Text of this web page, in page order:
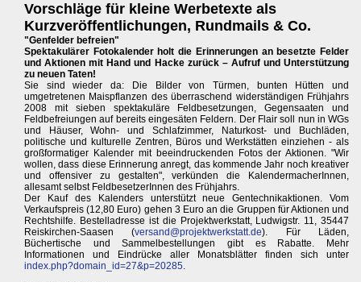
Vorschläge für kleine Werbetexte als
Kurzveröffentlichungen, Rundmails & Co.
"Genfelder befreien"
Spektakulärer Fotokalender holt die Erinnerungen an besetzte Felder
und Aktionen mit Hand und Hacke zurück – Aufruf und Unterstützung
zu neuen Taten!
Sie sind wieder da: Die Bilder von Türmen, bunten Hütten und
umgetretenen Maispflanzen des überraschend widerständigen Frühjahrs
2008 mit sieben spektakuläre Feldbesetzungen, Gegensaaten und
Feldbefreiungen auf bereits eingesäten Feldern. Der Flair soll nun in WGs
und Häuser, Wohn- und Schlafzimmer, Naturkost- und Buchläden,
politische und kulturelle Zentren, Büros und Werkstätten einziehen - als
großformatiger Kalender mit beeindruckenden Fotos der Aktionen. "Wir
wollen, dass diese Erinnerung anregt, das kommende Jahr noch kreativer
und offensiver zu gestalten", verkünden die KalendermacherInnen,
allesamt selbst FeldbesetzerInnen des Frühjahrs.
Der Kauf des Kalenders unterstützt neue Gentechnikaktionen. Vom
Verkaufspreis (12,80 Euro) gehen 3 Euro an die Gruppen für Aktionen und
Rechtshilfe. Bestelladresse ist die Projektwerkstatt, Ludwigstr. 11, 35447
Reiskirchen-Saasen (versand@projektwerkstatt.de). Für Läden,
Büchertische und Sammelbestellungen gibt es Rabatte. Mehr
Informationen und Eindrücke aller Monatsblätter finden sich unter
index.php?domain_id=27&p=20285.